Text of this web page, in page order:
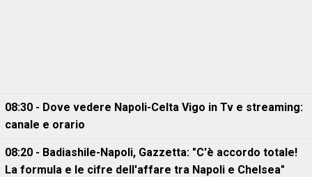
08:30 - Dove vedere Napoli-Celta Vigo in Tv e streaming:
canale e orario
08:20 - Badiashile-Napoli, Gazzetta: "C'è accordo totale!
La formula e le cifre dell'affare tra Napoli e Chelsea"